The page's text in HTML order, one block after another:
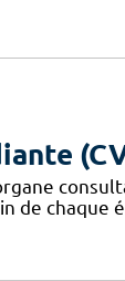
de chaque